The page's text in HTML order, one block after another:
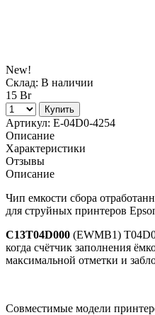
New!
Склад: В наличии
15 Br
Купить
Артикул: E-04D0-4254
Описание
Характеристики
Отзывы
Описание
Чип емкости сбора
для струйных принтеров
C13T04D000 (EWMB1)
когда счётчик заполнения
максимальной отметки и
Совместимые модели